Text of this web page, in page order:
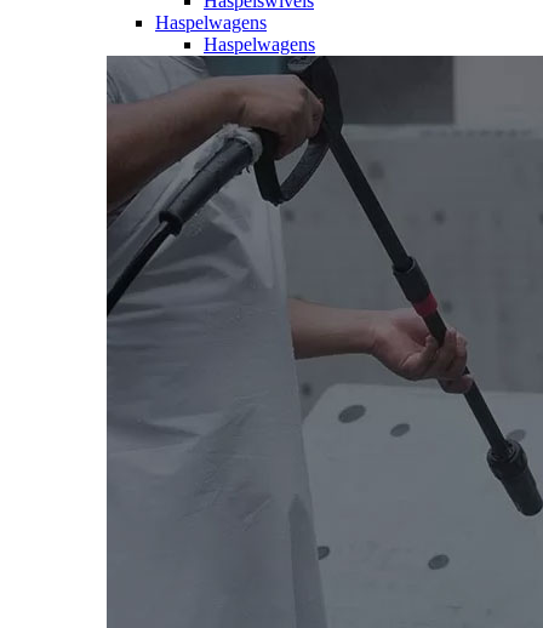
Haspelwagens
Haspelwagens